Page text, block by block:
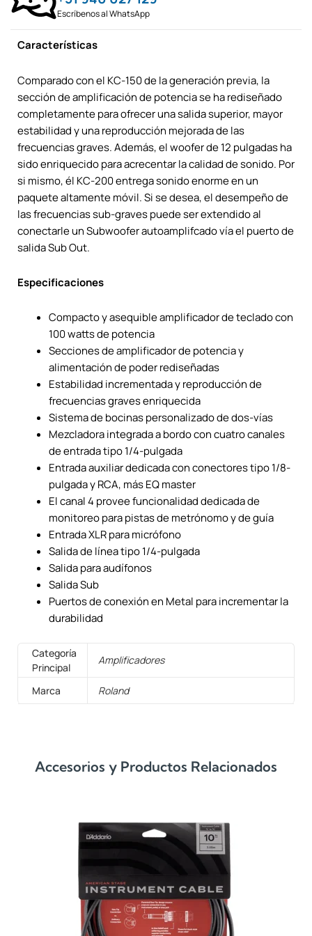
Escríbenos al WhatsApp
Características
Comparado con el KC-150 de la generación previa, la
sección de amplificación de potencia se ha rediseñado
completamente para ofrecer una salida superior, mayor
estabilidad y una reproducción mejorada de las
frecuencias graves. Además, el woofer de 12 pulgadas ha
sido enriquecido para acrecentar la calidad de sonido. Por
si mismo, él KC-200 entrega sonido enorme en un
paquete altamente móvil. Si se desea, el desempeño de
las frecuencias sub-graves puede ser extendido al
conectarle un Subwoofer autoamplifcado vía el puerto de
salida Sub Out.
Especificaciones
Compacto y asequible amplificador de teclado con
100 watts de potencia
Secciones de amplificador de potencia y
alimentación de poder rediseñadas
Estabilidad incrementada y reproducción de
frecuencias graves enriquecida
Sistema de bocinas personalizado de dos-vías
Mezcladora integrada a bordo con cuatro canales
de entrada tipo 1/4-pulgada
Entrada auxiliar dedicada con conectores tipo 1/8-
pulgada y RCA, más EQ master
El canal 4 provee funcionalidad dedicada de
monitoreo para pistas de metrónomo y de guía
Entrada XLR para micrófono
Salida de línea tipo 1/4-pulgada
Salida para audífonos
Salida Sub
Puertos de conexión en Metal para incrementar la
durabilidad
Categoría
Principal
Amplificadores
Marca Roland
Accesorios y Productos Relacionados